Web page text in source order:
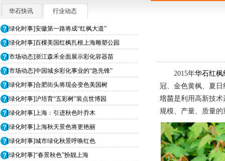
华石快讯 行业动态
[绿化时事]安徽第一路将成“红枫大道”
[绿化时事]百棵美国红枫扎根上海雕塑公园
[市场动态]浙江森禾全面展示彩化容器苗
[市场动态]中国城乡彩化事业的“急先锋”
[绿化时事]合肥街头将现会变色美国树
[绿化时事]沪培育“五彩树”装点世博园
[绿化时事]上海：引进秋色叶乔木
[绿化时事]上海秋天景色将更艳丽
[绿化时事]城市绿化秋景呼唤红色
[绿化时事]“春景秋色”扮靓上海
2015年华石红枫
冠、金色黄枫、夏日
培苗是利用高新技
规模、产量、质量